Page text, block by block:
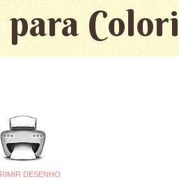
para
DESENHO